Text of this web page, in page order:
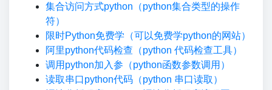
集合访问方式python（python集合类型的操作
符）
限时Python免费学（可以免费学python的网站）
阿里python代码检查（python 代码检查工具）
调用python加入参（python函数参数调用）
读取串口python代码（python 串口读取）